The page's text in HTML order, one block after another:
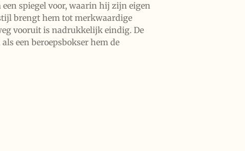
spiegel voor, waarin hij zijn eigen
brengt hem tot merkwaardige
vooruit is nadrukkelijk eindig. De
een beroepsbokser hem de